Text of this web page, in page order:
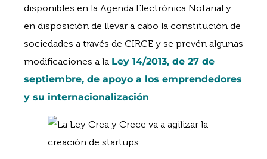
disponibles en la Agenda Electrónica Notarial y
en disposición de llevar a cabo la constitución de
sociedades a través de CIRCE y se prevén algunas
modificaciones a la Ley 14/2013, de 27 de
septiembre, de apoyo a los emprendedores
y su internacionalización.